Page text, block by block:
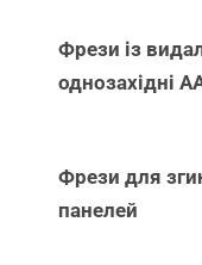
Фрези із
однозахідні
Фрези для
панелей